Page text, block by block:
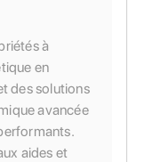
à
en
des solutions
avancée
aides et